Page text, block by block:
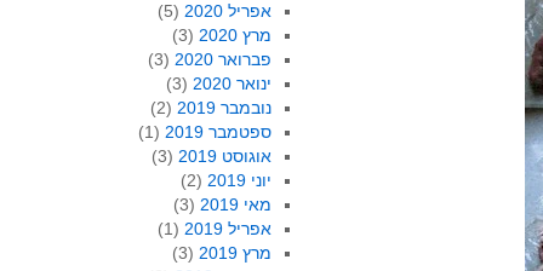
אפריל 2020
(5)
מרץ 2020
(3)
פברואר 2020
(3)
ינואר 2020
(3)
נובמבר 2019
(2)
ספטמבר 2019
(1)
אוגוסט 2019
(3)
יוני 2019
(2)
מאי 2019
(3)
אפריל 2019
(1)
מרץ 2019
(3)